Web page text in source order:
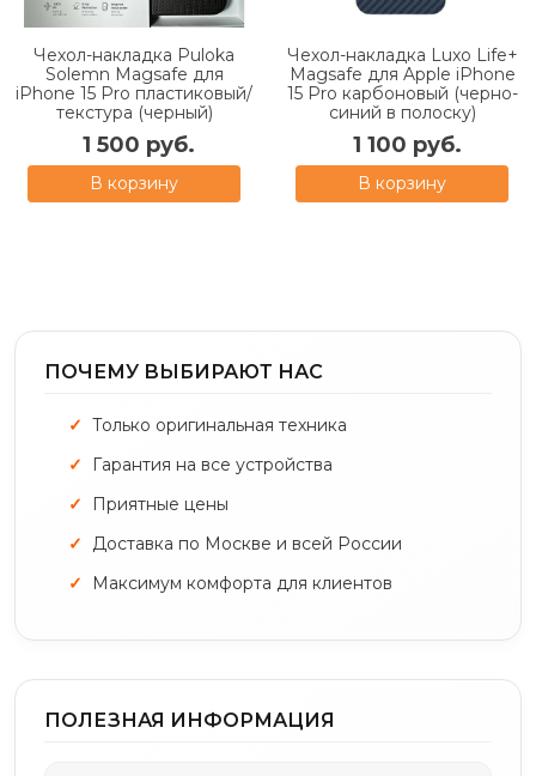
Чехол-накладка Puloka
Solemn Magsafe для
iPhone 15 Pro пластиковый/
текстура (черный)
1 500 руб.
В корзину
Чехол-накладка Luxo Life+
Magsafe для Apple iPhone
15 Pro карбоновый (черно-
синий в полоску)
1 100 руб.
В корзину
ПОЧЕМУ ВЫБИРАЮТ НАС
Только оригинальная техника
Гарантия на все устройства
Приятные цены
Доставка по Москве и всей России
Максимум комфорта для клиентов
ПОЛЕЗНАЯ ИНФОРМАЦИЯ